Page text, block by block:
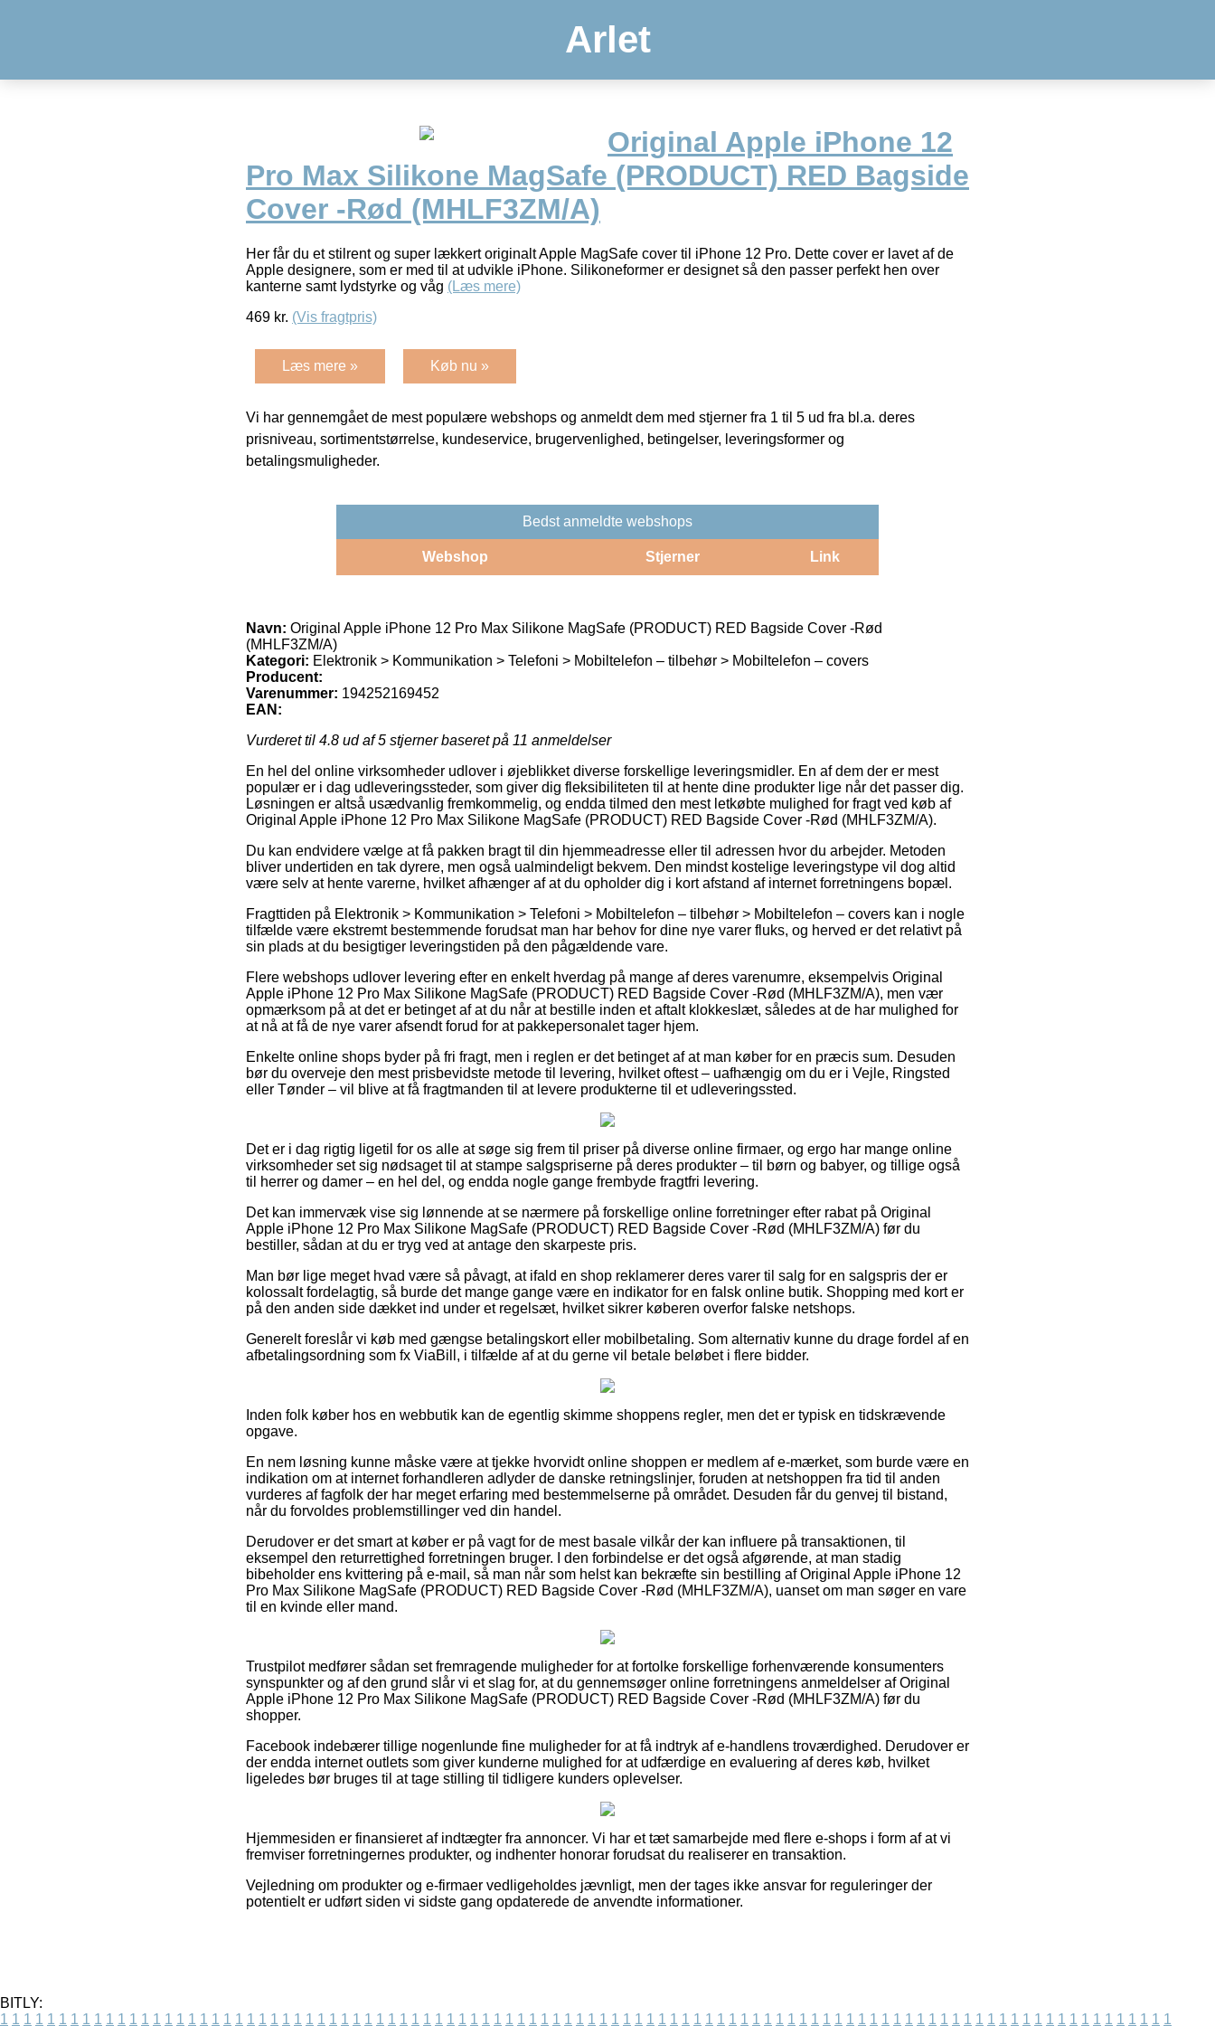
Arlet
Original Apple iPhone 12
Pro Max Silikone MagSafe (PRODUCT) RED Bagside
Cover -Rød (MHLF3ZM/A)
Her får du et stilrent og super lækkert originalt Apple MagSafe cover til iPhone 12 Pro. Dette cover er lavet af de
Apple designere, som er med til at udvikle iPhone. Silikoneformer er designet så den passer perfekt hen over
kanterne samt lydstyrke og våg (Læs mere)
469 kr. (Vis fragtpris)
Læs mere » Køb nu »
Vi har gennemgået de mest populære webshops og anmeldt dem med stjerner fra 1 til 5 ud fra bl.a. deres
prisniveau, sortimentstørrelse, kundeservice, brugervenlighed, betingelser, leveringsformer og
betalingsmuligheder.
Bedst anmeldte webshops
Webshop Stjerner Link
Navn: Original Apple iPhone 12 Pro Max Silikone MagSafe (PRODUCT) RED Bagside Cover -Rød
(MHLF3ZM/A)
Kategori: Elektronik > Kommunikation > Telefoni > Mobiltelefon – tilbehør > Mobiltelefon – covers
Producent:
Varenummer: 194252169452
EAN:
Vurderet til 4.8 ud af 5 stjerner baseret på 11 anmeldelser
En hel del online virksomheder udlover i øjeblikket diverse forskellige leveringsmidler. En af dem der er mest
populær er i dag udleveringssteder, som giver dig fleksibiliteten til at hente dine produkter lige når det passer dig.
Løsningen er altså usædvanlig fremkommelig, og endda tilmed den mest letkøbte mulighed for fragt ved køb af
Original Apple iPhone 12 Pro Max Silikone MagSafe (PRODUCT) RED Bagside Cover -Rød (MHLF3ZM/A).
Du kan endvidere vælge at få pakken bragt til din hjemmeadresse eller til adressen hvor du arbejder. Metoden
bliver undertiden en tak dyrere, men også ualmindeligt bekvem. Den mindst kostelige leveringstype vil dog altid
være selv at hente varerne, hvilket afhænger af at du opholder dig i kort afstand af internet forretningens bopæl.
Fragttiden på Elektronik > Kommunikation > Telefoni > Mobiltelefon – tilbehør > Mobiltelefon – covers kan i nogle
tilfælde være ekstremt bestemmende forudsat man har behov for dine nye varer fluks, og herved er det relativt på
sin plads at du besigtiger leveringstiden på den pågældende vare.
Flere webshops udlover levering efter en enkelt hverdag på mange af deres varenumre, eksempelvis Original
Apple iPhone 12 Pro Max Silikone MagSafe (PRODUCT) RED Bagside Cover -Rød (MHLF3ZM/A), men vær
opmærksom på at det er betinget af at du når at bestille inden et aftalt klokkeslæt, således at de har mulighed for
at nå at få de nye varer afsendt forud for at pakkepersonalet tager hjem.
Enkelte online shops byder på fri fragt, men i reglen er det betinget af at man køber for en præcis sum. Desuden
bør du overveje den mest prisbevidste metode til levering, hvilket oftest – uafhængig om du er i Vejle, Ringsted
eller Tønder – vil blive at få fragtmanden til at levere produkterne til et udleveringssted.
Det er i dag rigtig ligetil for os alle at søge sig frem til priser på diverse online firmaer, og ergo har mange online
virksomheder set sig nødsaget til at stampe salgspriserne på deres produkter – til børn og babyer, og tillige også
til herrer og damer – en hel del, og endda nogle gange frembyde fragtfri levering.
Det kan immervæk vise sig lønnende at se nærmere på forskellige online forretninger efter rabat på Original
Apple iPhone 12 Pro Max Silikone MagSafe (PRODUCT) RED Bagside Cover -Rød (MHLF3ZM/A) før du
bestiller, sådan at du er tryg ved at antage den skarpeste pris.
Man bør lige meget hvad være så påvagt, at ifald en shop reklamerer deres varer til salg for en salgspris der er
kolossalt fordelagtig, så burde det mange gange være en indikator for en falsk online butik. Shopping med kort er
på den anden side dækket ind under et regelsæt, hvilket sikrer køberen overfor falske netshops.
Generelt foreslår vi køb med gængse betalingskort eller mobilbetaling. Som alternativ kunne du drage fordel af en
afbetalingsordning som fx ViaBill, i tilfælde af at du gerne vil betale beløbet i flere bidder.
Inden folk køber hos en webbutik kan de egentlig skimme shoppens regler, men det er typisk en tidskrævende
opgave.
En nem løsning kunne måske være at tjekke hvorvidt online shoppen er medlem af e-mærket, som burde være en
indikation om at internet forhandleren adlyder de danske retningslinjer, foruden at netshoppen fra tid til anden
vurderes af fagfolk der har meget erfaring med bestemmelserne på området. Desuden får du genvej til bistand,
når du forvoldes problemstillinger ved din handel.
Derudover er det smart at køber er på vagt for de mest basale vilkår der kan influere på transaktionen, til
eksempel den returrettighed forretningen bruger. I den forbindelse er det også afgørende, at man stadig
bibeholder ens kvittering på e-mail, så man når som helst kan bekræfte sin bestilling af Original Apple iPhone 12
Pro Max Silikone MagSafe (PRODUCT) RED Bagside Cover -Rød (MHLF3ZM/A), uanset om man søger en vare
til en kvinde eller mand.
Trustpilot medfører sådan set fremragende muligheder for at fortolke forskellige forhenværende konsumenters
synspunkter og af den grund slår vi et slag for, at du gennemsøger online forretningens anmeldelser af Original
Apple iPhone 12 Pro Max Silikone MagSafe (PRODUCT) RED Bagside Cover -Rød (MHLF3ZM/A) før du
shopper.
Facebook indebærer tillige nogenlunde fine muligheder for at få indtryk af e-handlens troværdighed. Derudover er
der endda internet outlets som giver kunderne mulighed for at udfærdige en evaluering af deres køb, hvilket
ligeledes bør bruges til at tage stilling til tidligere kunders oplevelser.
Hjemmesiden er finansieret af indtægter fra annoncer. Vi har et tæt samarbejde med flere e-shops i form af at vi
fremviser forretningernes produkter, og indhenter honorar forudsat du realiserer en transaktion.
Vejledning om produkter og e-firmaer vedligeholdes jævnligt, men der tages ikke ansvar for reguleringer der
potentielt er udført siden vi sidste gang opdaterede de anvendte informationer.
BITLY:
1 1 1 1 1 1 1 1 1 1 1 1 1 1 1 1 1 1 1 1 1 1 1 1 1 1 1 1 1 1 1 1 1 1 1 1 1 1 1 1 1 1 1 1 1 1 1 1 1 1 1 1 1 1 1 1 1 1 1 1 1 1 1 1 1 1 1 1 1 1 1 1 1 1 1 1 1 1 1 1 1 1 1 1 1 1 1 1 1 1 1 1 1 1 1 1 1 1 1 1